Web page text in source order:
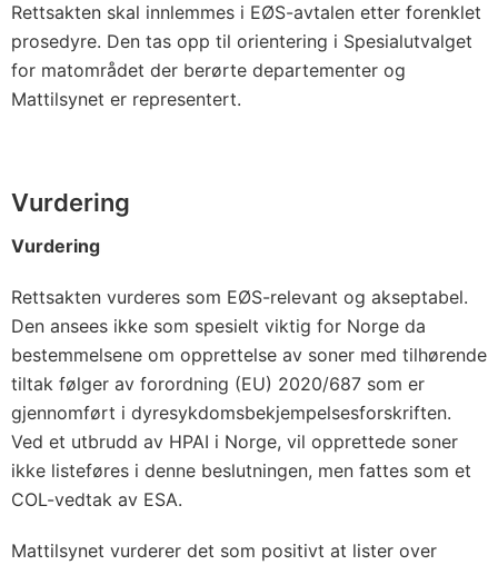
Rettsakten skal innlemmes i EØS-avtalen etter forenklet
prosedyre. Den tas opp til orientering i Spesialutvalget
for matområdet der berørte departementer og
Mattilsynet er representert.
Vurdering
Vurdering
Rettsakten vurderes som EØS-relevant og akseptabel.
Den ansees ikke som spesielt viktig for Norge da
bestemmelsene om opprettelse av soner med tilhørende
tiltak følger av forordning (EU) 2020/687 som er
gjennomført i dyresykdomsbekjempelsesforskriften.
Ved et utbrudd av HPAI i Norge, vil opprettede soner
ikke listeføres i denne beslutningen, men fattes som et
COL-vedtak av ESA.
Mattilsynet vurderer det som positivt at lister over